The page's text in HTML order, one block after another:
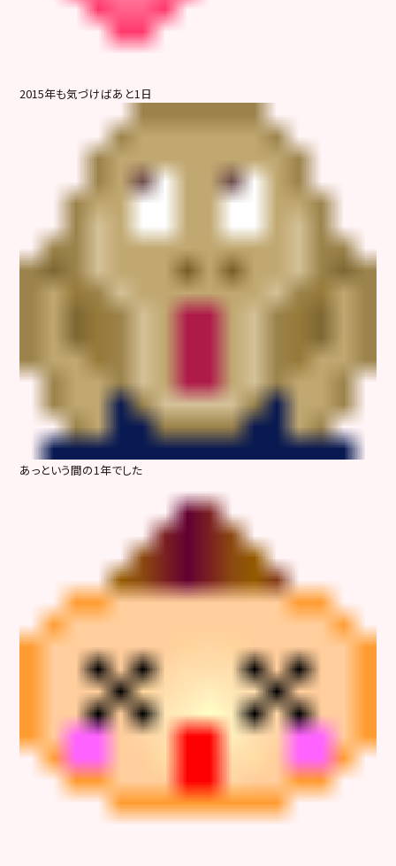
2015年も気づけばあと1日
あっという間の1年でした